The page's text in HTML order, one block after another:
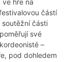
hře na
částí
soutěžní části
své
–
pod dohledem